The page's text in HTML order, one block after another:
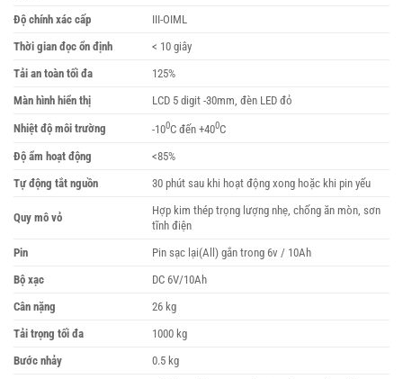
Độ chính xác cấp
III-OIML
Thời gian đọc ổn định
< 10 giây
Tải an toàn tối đa
125%
Màn hình hiển thị
LCD 5 digit -30mm, đèn LED đỏ
Nhiệt độ môi trường -100C đến +400C
Độ ẩm hoạt động
<85%
Tự động tắt nguồn
30 phút sau khi hoạt động xong hoặc khi pin yếu
Quy mô vỏ
Hợp kim thép trọng lượng nhẹ, chống ăn mòn, sơn
tĩnh điện
Pin
Pin sạc lại(All) gắn trong 6v / 10Ah
Bộ xạc
DC 6V/10Ah
Cân nặng
26 kg
Tải trọng tối đa
1000 kg
Bước nhảy
0.5 kg